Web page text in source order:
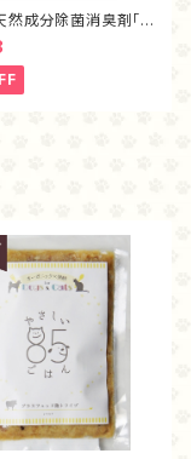
然成分除菌消臭剤「ま
L）」